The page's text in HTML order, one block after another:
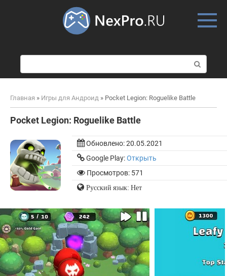
о
и
к
Главная » Игры для Андроид » Pocket Legion: Roguelike Battle
Pocket Legion: Roguelike Battle
Обновлено:20.05.2021
Google Play:Открыть
Просмотров: 571
Русский язык: Нет